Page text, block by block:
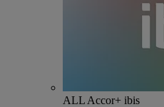
ALL Accor+ ibis